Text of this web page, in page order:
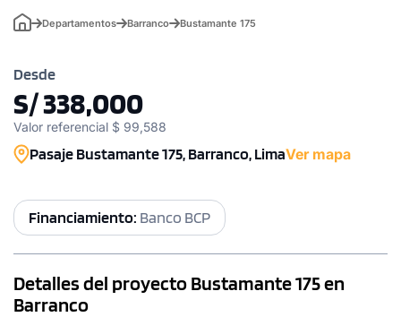
Departamentos Barranco Bustamante 175
Desde
S/ 338,000
Valor referencial $ 99,588
Pasaje Bustamante 175, Barranco, LimaVer mapa
Financiamiento: Banco BCP
Detalles del proyecto Bustamante 175 en
Barranco